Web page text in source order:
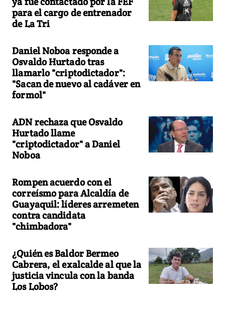
para el cargo de entrenador
de La Tri
Daniel Noboa responde a
Osvaldo Hurtado tras
llamarlo "criptodictador":
"Sacan de nuevo al cadáver en
formol"
ADN rechaza que Osvaldo
Hurtado llame
"criptodictador" a Daniel
Noboa
Rompen acuerdo con el
correísmo para Alcaldía de
Guayaquil: líderes arremeten
contra candidata
"chimbadora"
¿Quién es Baldor Bermeo
Cabrera, el exalcalde al que la
justicia vincula con la banda
Los Lobos?